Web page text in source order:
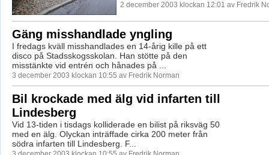
2 december 2003 klockan 12:01 av Fredrik
Gäng misshandlade yngling
I fredags kväll misshandlades en 14-årig kille på ett
disco på Stadsskogsskolan. Han stötte på den
misstänkte vid entrén och hånades på ...
3 december 2003 klockan 10:55 av Fredrik Norman
Bil krockade med älg vid infarten till
Lindesberg
Vid 13-tiden i tisdags kolliderade en bilist på riksväg 50
med en älg. Olyckan inträffade cirka 200 meter från
södra infarten till Lindesberg. F...